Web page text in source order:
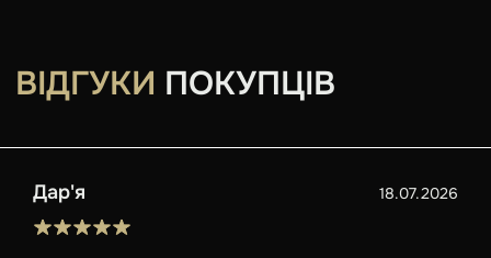
ВІДГУКИ ПОКУПЦІВ
Дар'я 18.07.2026